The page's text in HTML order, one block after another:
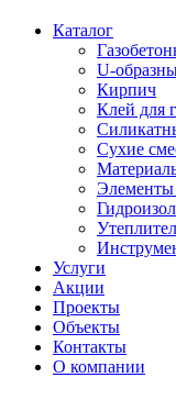
Каталог
U-
Кирпич
Клей для
Сухие
Элементы
Услуги
Акции
Проекты
Объекты
Контакты
О компании